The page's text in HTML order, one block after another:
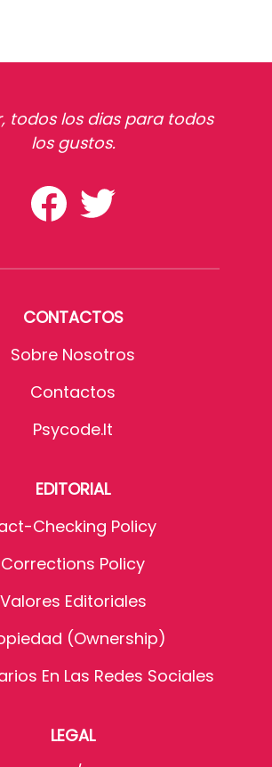
todos los dias para todos
los gustos.
CONTACTOS
Sobre Nosotros
Contactos
Psycode.it
EDITORIAL
Checking Policy
Corrections Policy
Valores Editoriales
(Ownership)
En Las Redes Sociales
LEGAL